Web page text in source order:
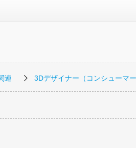
連 3Dデザイナー（コンシューマ